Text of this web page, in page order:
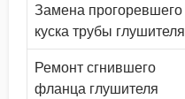
Замена прогоревшего
куска трубы глушителя
Ремонт сгнившего
фланца глушителя